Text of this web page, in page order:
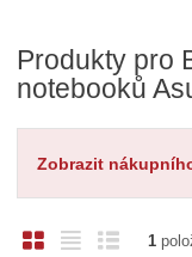
Produkty pro
notebooků
Zobrazit
O
Ř
1